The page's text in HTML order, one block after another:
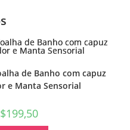
de Banho com capuz
e Manta Sensorial
199,50